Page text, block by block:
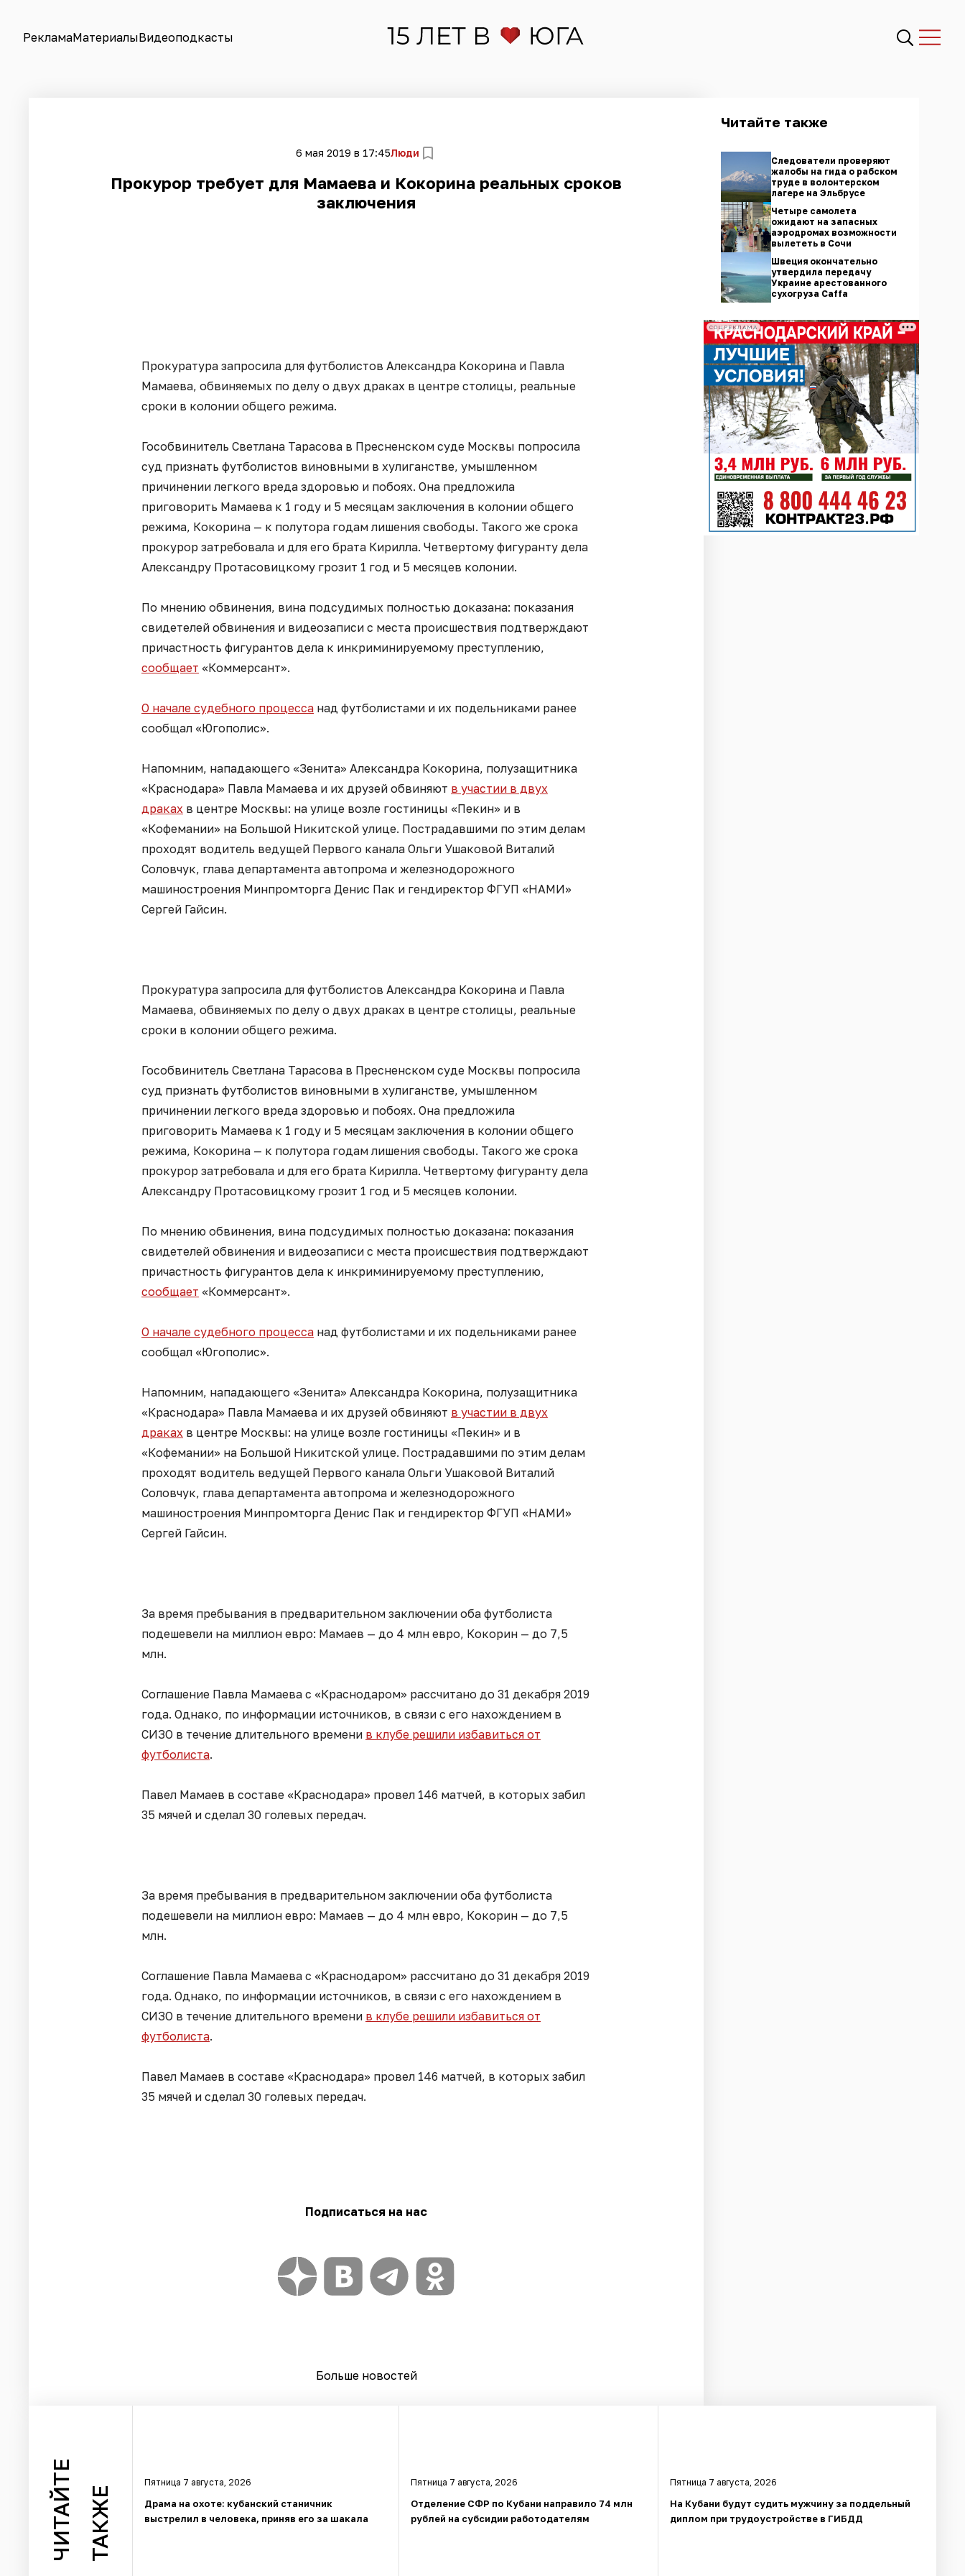
РекламаМатериалыВидеоподкасты
6 мая 2019 в 17:45Люди
Прокурор требует для Мамаева и Кокорина реальных сроков
заключения
Прокуратура запросила для футболистов Александра Кокорина и Павла
Мамаева, обвиняемых по делу о двух драках в центре столицы, реальные
сроки в колонии общего режима.
Гособвинитель Светлана Тарасова в Пресненском суде Москвы попросила
суд признать футболистов виновными в хулиганстве, умышленном
причинении легкого вреда здоровью и побоях. Она предложила
приговорить Мамаева к 1 году и 5 месяцам заключения в колонии общего
режима, Кокорина — к полутора годам лишения свободы. Такого же срока
прокурор затребовала и для его брата Кирилла. Четвертому фигуранту дела
Александру Протасовицкому грозит 1 год и 5 месяцев колонии.
По мнению обвинения, вина подсудимых полностью доказана: показания
свидетелей обвинения и видеозаписи с места происшествия подтверждают
причастность фигурантов дела к инкриминируемому преступлению,
сообщает «Коммерсант».
О начале судебного процесса над футболистами и их подельниками ранее
сообщал «Югополис».
Напомним, нападающего «Зенита» Александра Кокорина, полузащитника
«Краснодара» Павла Мамаева и их друзей обвиняют в участии в двух
драках в центре Москвы: на улице возле гостиницы «Пекин» и в
«Кофемании» на Большой Никитской улице. Пострадавшими по этим делам
проходят водитель ведущей Первого канала Ольги Ушаковой Виталий
Соловчук, глава департамента автопрома и железнодорожного
машиностроения Минпромторга Денис Пак и гендиректор ФГУП «НАМИ»
Сергей Гайсин.
Прокуратура запросила для футболистов Александра Кокорина и Павла
Мамаева, обвиняемых по делу о двух драках в центре столицы, реальные
сроки в колонии общего режима.
Гособвинитель Светлана Тарасова в Пресненском суде Москвы попросила
суд признать футболистов виновными в хулиганстве, умышленном
причинении легкого вреда здоровью и побоях. Она предложила
приговорить Мамаева к 1 году и 5 месяцам заключения в колонии общего
режима, Кокорина — к полутора годам лишения свободы. Такого же срока
прокурор затребовала и для его брата Кирилла. Четвертому фигуранту дела
Александру Протасовицкому грозит 1 год и 5 месяцев колонии.
По мнению обвинения, вина подсудимых полностью доказана: показания
свидетелей обвинения и видеозаписи с места происшествия подтверждают
причастность фигурантов дела к инкриминируемому преступлению,
сообщает «Коммерсант».
О начале судебного процесса над футболистами и их подельниками ранее
сообщал «Югополис».
Напомним, нападающего «Зенита» Александра Кокорина, полузащитника
«Краснодара» Павла Мамаева и их друзей обвиняют в участии в двух
драках в центре Москвы: на улице возле гостиницы «Пекин» и в
«Кофемании» на Большой Никитской улице. Пострадавшими по этим делам
проходят водитель ведущей Первого канала Ольги Ушаковой Виталий
Соловчук, глава департамента автопрома и железнодорожного
машиностроения Минпромторга Денис Пак и гендиректор ФГУП «НАМИ»
Сергей Гайсин.
За время пребывания в предварительном заключении оба футболиста
подешевели на миллион евро: Мамаев — до 4 млн евро, Кокорин — до 7,5
млн.
Соглашение Павла Мамаева с «Краснодаром» рассчитано до 31 декабря 2019
года. Однако, по информации источников, в связи с его нахождением в
СИЗО в течение длительного времени в клубе решили избавиться от
футболиста.
Павел Мамаев в составе «Краснодара» провел 146 матчей, в которых забил
35 мячей и сделал 30 голевых передач.
За время пребывания в предварительном заключении оба футболиста
подешевели на миллион евро: Мамаев — до 4 млн евро, Кокорин — до 7,5
млн.
Соглашение Павла Мамаева с «Краснодаром» рассчитано до 31 декабря 2019
года. Однако, по информации источников, в связи с его нахождением в
СИЗО в течение длительного времени в клубе решили избавиться от
футболиста.
Павел Мамаев в составе «Краснодара» провел 146 матчей, в которых забил
35 мячей и сделал 30 голевых передач.
Подписаться на нас
Больше новостей
Читайте также
Следователи проверяют
жалобы на гида о рабском
труде в волонтерском
лагере на Эльбрусе
Четыре самолета
ожидают на запасных
аэродромах возможности
вылететь в Сочи
Швеция окончательно
утвердила передачу
Украине арестованного
сухогруза Caffа
СОЦРЕКЛАМА
ЧИТАЙТЕ ТАКЖЕ
Пятница 7 августа, 2026
Драма на охоте: кубанский станичник
выстрелил в человека, приняв его за шакала
Пятница 7 августа, 2026
Отделение СФР по Кубани направило 74 млн
рублей на субсидии работодателям
Пятница 7 августа, 2026
На Кубани будут судить мужчину за поддельный
диплом при трудоустройстве в ГИБДД